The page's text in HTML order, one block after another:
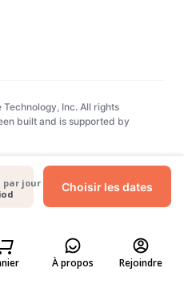
par jour Choisir les dates
À propos Rejoindre
Inc. All rights
built and is supported by